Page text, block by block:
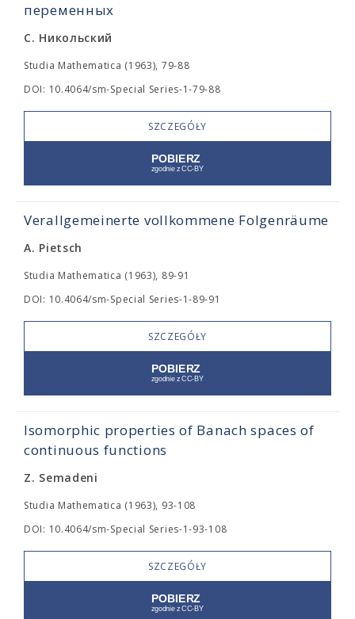
переменных
С. Никольский
Studia Mathematica (1963), 79-88
DOI: 10.4064/sm-Special Series-1-79-88
SZCZEGÓŁY
Verallgemeinerte vollkommene Folgenräume
A. Pietsch
Studia Mathematica (1963), 89-91
DOI: 10.4064/sm-Special Series-1-89-91
SZCZEGÓŁY
Isomorphic properties of Banach spaces of
continuous functions
Z. Semadeni
Studia Mathematica (1963), 93-108
DOI: 10.4064/sm-Special Series-1-93-108
SZCZEGÓŁY